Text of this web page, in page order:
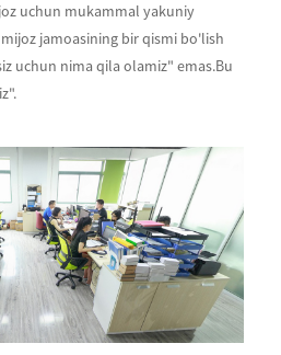
uchun mukammal yakuniy
jamoasining bir qismi bo'lish
uchun nima qila olamiz" emas.Bu